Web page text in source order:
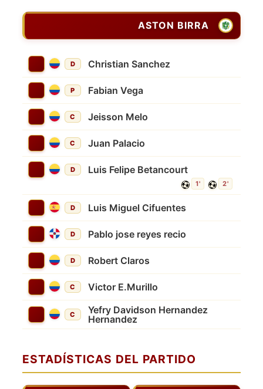
ASTON BIRRA
D Christian Sanchez
P Fabian Vega
C Jeisson Melo
C Juan Palacio
D Luis Felipe Betancourt
1' 2'
D Luis Miguel Cifuentes
D Pablo jose reyes recio
D Robert Claros
C Victor E.Murillo
C
Yefry Davidson Hernandez
Hernandez
ESTADÍSTICAS DEL PARTIDO